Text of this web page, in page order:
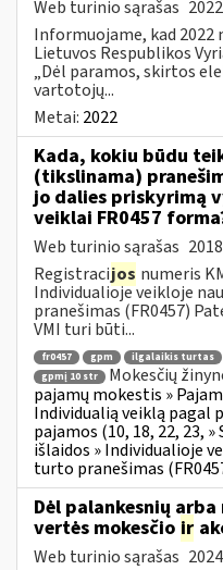
Web turinio sąrašas
Informuojame, kad 2022
Lietuvos Respublikos
„Dėl paramos, skirtos
vartotojų...
Metai: 2022
Kada, kokiu būdu
(tikslinama)
jo dalies priskyrimą
veiklai FR0457
Web turinio sąrašas
Registracijos numeris
Individualioje veikloje
pranešimas (FR0457)
VMI turi būti...
fr0457 gpm ilgalaikis turtas
gpmį 10 str
Mokesčių
pajamų mokestis »
Individualią veiklą pagal
pajamos (10, 18, 22, 23,
išlaidos » Individualioje
turto pranešimas
Dėl palankesnių
vertės mokesčio ir
Web turinio sąrašas